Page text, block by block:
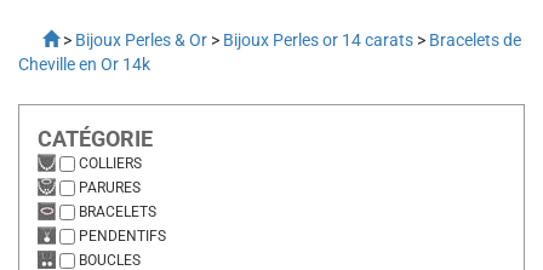
> Bijoux Perles & Or > Bijoux Perles or 14 carats > Bracelets de
Cheville en Or 14k
CATÉGORIE
COLLIERS
PARURES
BRACELETS
PENDENTIFS
BOUCLES